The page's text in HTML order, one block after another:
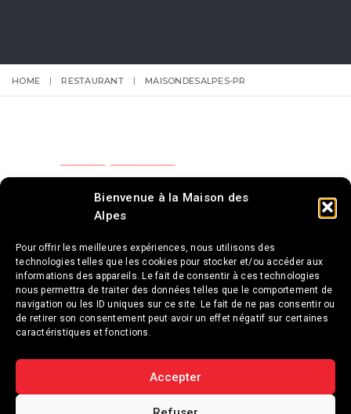
Bienvenue à la Maison des
Alpes
Pour offrir les meilleures expériences, nous utilisons des
technologies telles que les cookies pour stocker et/ou accéder aux
informations des appareils. Le fait de consentir à ces technologies
nous permettra de traiter des données telles que le comportement de
navigation ou les ID uniques sur ce site. Le fait de ne pas consentir ou
de retirer son consentement peut avoir un effet négatif sur certaines
caractéristiques et fonctions.
Accepter
HOME RESTAURANT MAISONDESALPES-PR